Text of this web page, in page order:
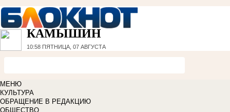
КАМЫШИН
10:58 ПЯТНИЦА, 07 АВГУСТА
МЕНЮ
КУЛЬТУРА
ОБРАЩЕНИЕ В РЕДАКЦИЮ
ОБЩЕСТВО